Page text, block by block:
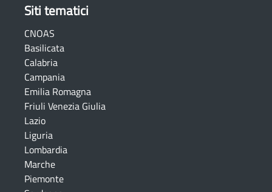
Siti tematici
CNOAS
Basilicata
Calabria
Campania
Emilia Romagna
Friuli Venezia Giulia
Lazio
Liguria
Lombardia
Marche
Piemonte